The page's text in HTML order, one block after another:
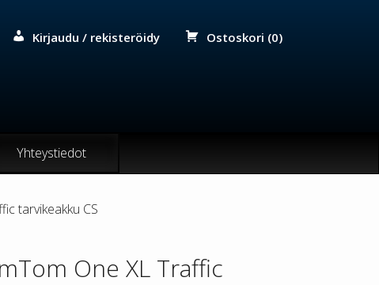
Kirjaudu / rekisteröidy Ostoskori (0)
Yhteystiedot
tarvikeakku CS
One XL Traffic